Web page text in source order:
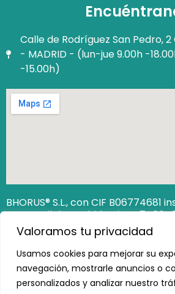
Valoramos tu privacidad
Usamos cookies para mejorar su
navegación, mostrarle anuncios o
personalizados y analizar nuestro
Calle de Rodríguez San Pedro, 2
- MADRID - (lun-jue 9.00h -
-15.00h)
BHORUS® S.L., con CIF B06774681
Mercantil de Madrid Hoja
Verificación (CSV):
https://www.registradores.org/csv